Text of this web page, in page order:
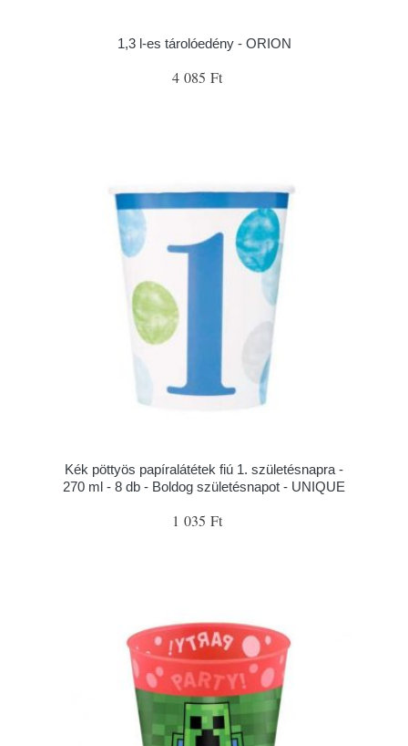
1,3 l-es tárolóedény - ORION
4 085 Ft
Kék pöttyös papíralátétek fiú 1. születésnapra -
270 ml - 8 db - Boldog születésnapot - UNIQUE
1 035 Ft